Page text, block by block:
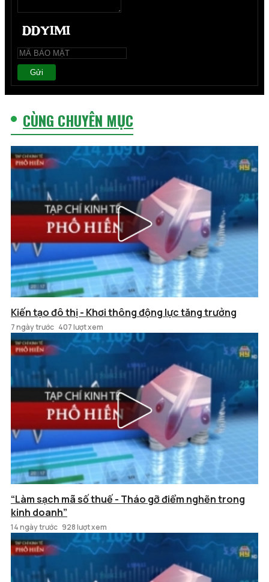
Gửi
CÙNG CHUYÊN MỤC
Kiến tạo đô thị - Khơi thông động lực tăng trưởng
7 ngày trước 407 lượt xem
“Làm sạch mã số thuế - Tháo gỡ điểm nghẽn trong
kinh doanh”
14 ngày trước 928 lượt xem